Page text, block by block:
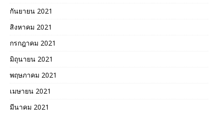
กันยายน 2021
สิงหาคม 2021
กรกฎาคม 2021
มิถุนายน 2021
พฤษภาคม 2021
เมษายน 2021
มีนาคม 2021